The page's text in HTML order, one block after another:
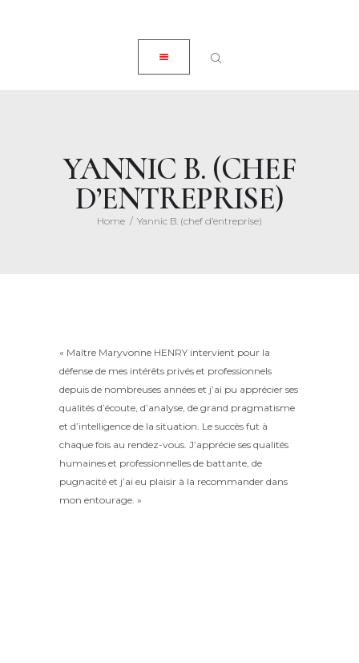
YANNIC B. (CHEF
D’ENTREPRISE)
Home Yannic B. (chef d’entreprise)
EXPERTISES
HONORAIRES
CONTACT
« Maître Maryvonne HENRY intervient pour la
défense de mes intérêts privés et professionnels
depuis de nombreuses années et j’ai pu apprécier ses
qualités d’écoute, d’analyse, de grand pragmatisme
et d’intelligence de la situation. Le succès fut à
chaque fois au rendez-vous. J’apprécie ses qualités
humaines et professionnelles de battante, de
pugnacité et j’ai eu plaisir à la recommander dans
mon entourage. »